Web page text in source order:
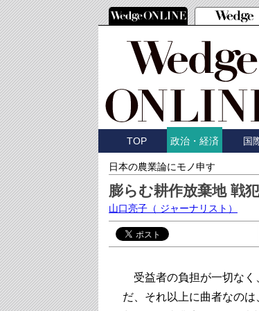
TOP 政治・経済 国
日本の農業論にモノ申す
膨らむ耕作放棄地 戦
山口亮子 （ ジャーナリスト）
受益者の負担が一切なく
だ、それ以上に曲者なの